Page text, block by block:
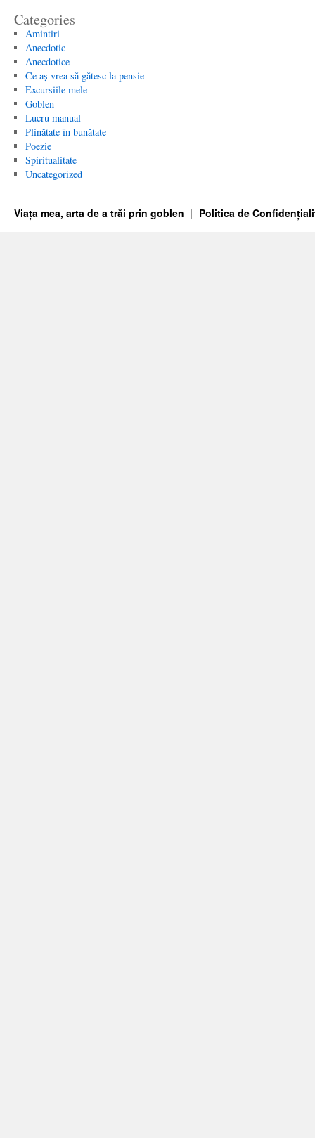
Categories
Amintiri
Anecdotic
Anecdotice
Ce aș vrea să gătesc la pensie
Excursiile mele
Goblen
Lucru manual
Plinătate în bunătate
Poezie
Spiritualitate
Uncategorized
Viața mea, arta de a trăi prin goblen Politica de